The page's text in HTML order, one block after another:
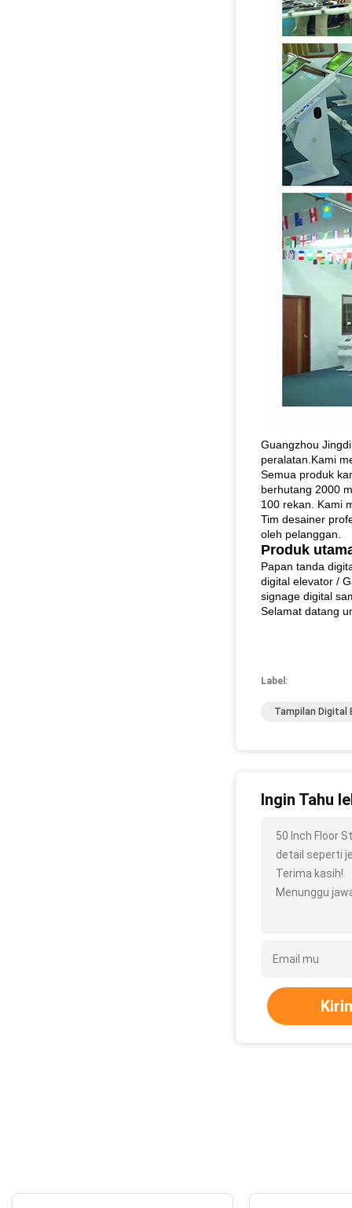
Guangzhou
peralatan.Kami
Semua produk
berhutang 2000
100 rekan. Kami
Tim desainer
oleh pelanggan.
Produk
Papan tanda
digital elevator /
signage digital
Selamat datang
Label:
Tampilan Digital
Ingin Tahu
50 Inch Floor
detail seperti
Terima kasih!
Menunggu